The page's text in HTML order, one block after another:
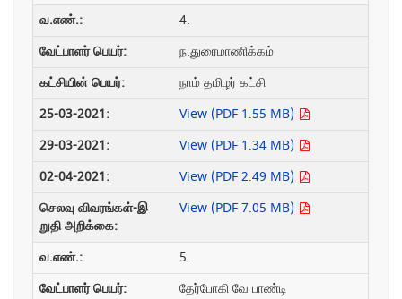
4.
ந.துரைமாணிக்கம்
நாம் தமிழர் கட்சி
View (PDF 1.55 MB)
View (PDF 1.34 MB)
View (PDF 2.49 MB)
View (PDF 7.05 MB)
5.
தேர்போகி வே பாண்டி